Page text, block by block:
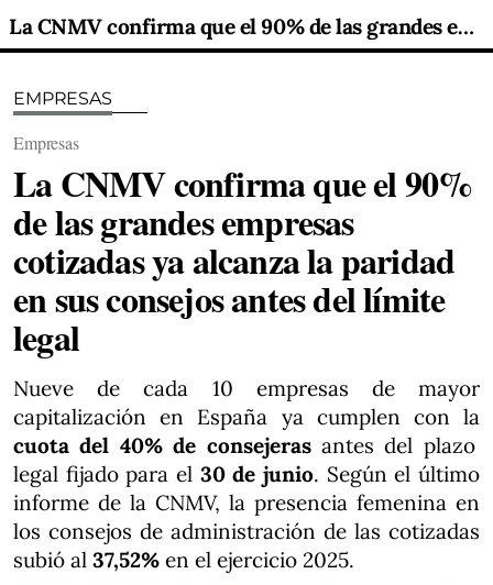
La CNMV confirma que el 90% de las grandes empresas cotizadas ya alcanza la paridad en sus consejos antes del límite legal
EMPRESAS
Empresas
La CNMV confirma que el 90%
de las grandes empresas
cotizadas ya alcanza la paridad
en sus consejos antes del límite
legal
Nueve de cada 10 empresas de mayor
capitalización en España ya cumplen con la
cuota del 40% de consejerasantes del plazo
legal fijado para el 30 de junio. Según el último
informe de la CNMV, la presencia femenina en
los consejos de administración de las cotizadas
subió al 37,52% en el ejercicio 2025.